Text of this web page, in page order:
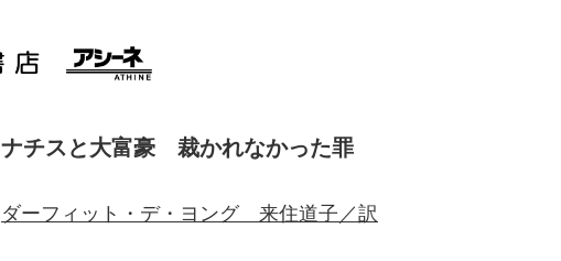
ナチスと大富豪 裁かれなかった罪
ダーフィット・デ・ヨング 来住道子／訳